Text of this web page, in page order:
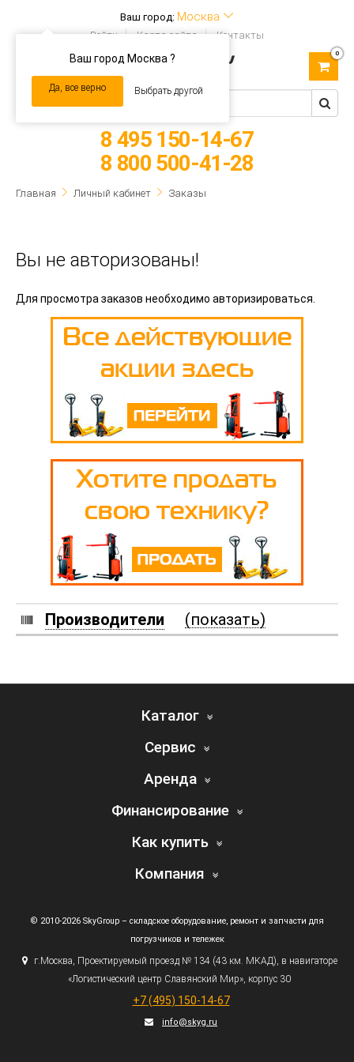
Ваш город: Москва
Ваш город Москва ?
Да, все верно Выбрать другой
Войти Карта сайта Контакты
navigation
0
8 495 150-14-67
8 800 500-41-28
Главная Личный кабинет Заказы
Вы не авторизованы!
Для просмотра заказов необходимо авторизироваться.
Производители (показать)
Каталог
Сервис
Аренда
Финансирование
Как купить
Компания
© 2010-2026 SkyGroup – складское оборудование, ремонт и запчасти для
погрузчиков и тележек
г.Москва, Проектируемый проезд № 134 (43км. МКАД), в навигаторе
«Логистический центр Славянский Мир», корпус 30
+7 (495) 150-14-67
info@skyg.ru